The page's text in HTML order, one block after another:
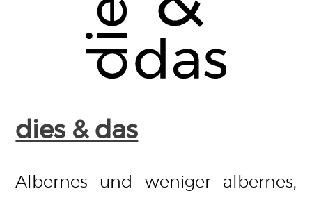
dies & das
Albernes und weniger albernes,